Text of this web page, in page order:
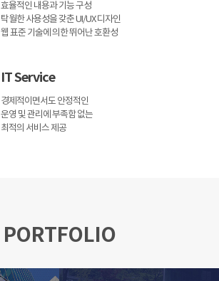
효율적인 내용과 기능 구성
탁월한 사용성을 갖춘 UI/UX 디자인
웹 표준 기술에 의한 뛰어난 호환성
IT Service
경제적이면서도 안정적인
운영 및 관리에 부족함 없는
최적의 서비스 제공
PORTFOLIO